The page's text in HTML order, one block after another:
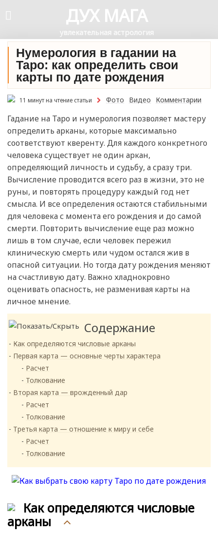
ДУХ МАГА
увлекательная астрология
Нумерология в гадании на
Таро: как определить свои
карты по дате рождения
11 минут на чтение статьи Фото Видео Комментарии
Гадание на Таро и нумерология позволяет мастеру
определить арканы, которые максимально
соответствуют кверенту. Для каждого конкретного
человека существует не один аркан,
определяющий личность и судьбу, а сразу три.
Вычисление проводится всего раз в жизни, это не
руны, и повторять процедуру каждый год нет
смысла. И все определения остаются стабильными
для человека с момента его рождения и до самой
смерти. Повторить вычисление еще раз можно
лишь в том случае, если человек пережил
клиническую смерть или чудом остался жив в
опасной ситуации. Но тогда дату рождения меняют
на счастливую дату. Важно хладнокровно
оценивать опасность, не разменивая карты на
личное мнение.
Содержание
Как определяются числовые арканы
Первая карта — основные черты характера
Расчет
Толкование
Вторая карта — врожденный дар
Расчет
Толкование
Третья карта — отношение к миру и себе
Расчет
Толкование
Как определяются числовые
арканы